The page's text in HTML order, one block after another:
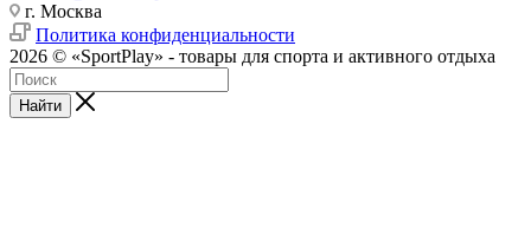
г. Москва
Политика конфиденциальности
2026 © «SportPlay» - товары для спорта и активного отдыха
Найти